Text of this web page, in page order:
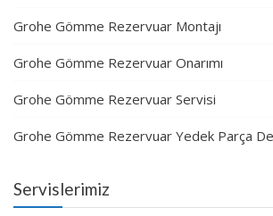
Grohe Gömme Rezervuar Montajı
Grohe Gömme Rezervuar Onarımı
Grohe Gömme Rezervuar Servisi
Grohe Gömme Rezervuar Yedek Parça
Servislerimiz